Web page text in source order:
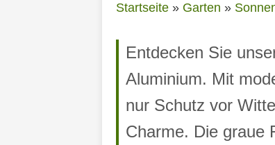
Startseite » Garten »
Entdecken Sie
Aluminium. Mit
nur Schutz vor
Charme. Die graue